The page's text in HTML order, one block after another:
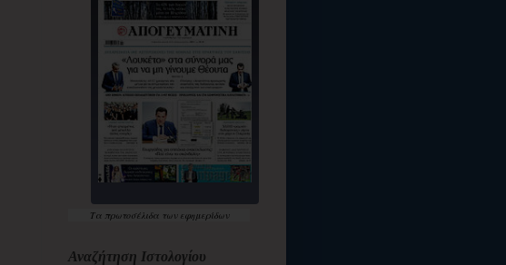
Τα πρωτοσέλιδατων εφημερίδων
Αναζήτηση Ιστολογίου